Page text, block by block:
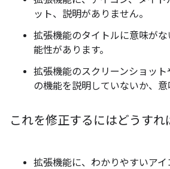
ット、説明がありません。
拡張機能のタイトルに意味が
能性があります。
拡張機能のスクリーンショッ
の機能を説明していないか、意
これを修正するにはどうすれ
拡張機能に、わかりやすいア